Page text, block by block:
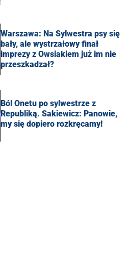
Warszawa: Na Sylwestra psy się
bały, ale wystrzałowy finał
imprezy z Owsiakiem już im nie
przeszkadzał?
Ból Onetu po sylwestrze z
Republiką. Sakiewicz: Panowie,
my się dopiero rozkręcamy!